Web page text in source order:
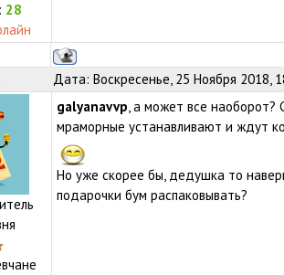
28
Дата: Воскресенье, 25 Ноября 2018,
galyanavvp, а может все наоборот?
мраморные устанавливают и ждут
Но уже скорее бы, дедушка то
подарочки бум распаковывать?